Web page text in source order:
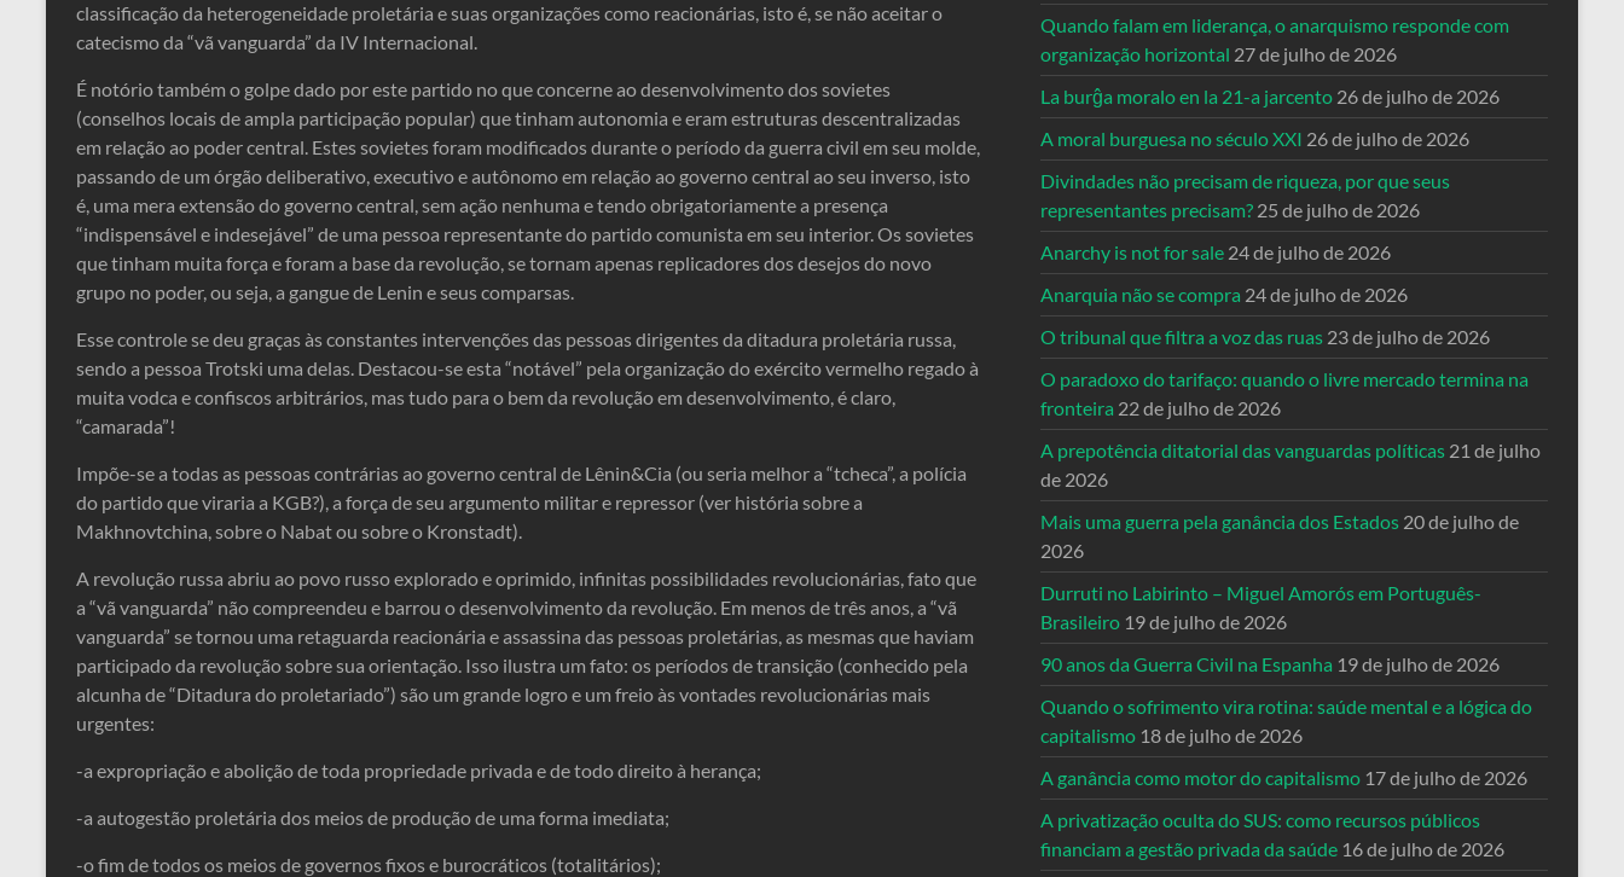
classificação da heterogeneidade proletária e suas organizações como reacionárias, isto é, se não aceitar o
catecismo da “vã vanguarda” da IV Internacional.
É notório também o golpe dado por este partido no que concerne ao desenvolvimento dos sovietes
(conselhos locais de ampla participação popular) que tinham autonomia e eram estruturas descentralizadas
em relação ao poder central. Estes sovietes foram modificados durante o período da guerra civil em seu molde,
passando de um órgão deliberativo, executivo e autônomo em relação ao governo central ao seu inverso, isto
é, uma mera extensão do governo central, sem ação nenhuma e tendo obrigatoriamente a presença
“indispensável e indesejável” de uma pessoa representante do partido comunista em seu interior. Os sovietes
que tinham muita força e foram a base da revolução, se tornam apenas replicadores dos desejos do novo
grupo no poder, ou seja, a gangue de Lenin e seus comparsas.
Esse controle se deu graças às constantes intervenções das pessoas dirigentes da ditadura proletária russa,
sendo a pessoa Trotski uma delas. Destacou-­se esta “notável” pela organização do exército vermelho regado à
muita vodca e confiscos arbitrários, mas tudo para o bem da revolução em desenvolvimento, é claro,
“camarada”!
Impõe-se a todas as pessoas contrárias ao governo central de Lênin&Cia (ou seria melhor a “tcheca”, a polícia
do partido que viraria a KGB?), a força de seu argumento militar e repressor (ver história sobre a
Makhnovtchina, sobre o Nabat ou sobre o Kronstadt).
A revolução russa abriu ao povo russo explorado e oprimido, infinitas possibilidades revolucionárias, fato que
a “vã vanguarda” não compreendeu e barrou o desenvolvimento da revolução. Em menos de três anos, a “vã
vanguarda” se tornou uma retaguarda reacionária e assassina das pessoas proletárias, as mesmas que haviam
participado da revolução sobre sua orientação. Isso ilustra um fato: os períodos de transição (conhecido pela
alcunha de “Ditadura do proletariado”) são um grande logro e um freio às vontades revolucionárias mais
urgentes:
-a expropriação e abolição de toda propriedade privada e de todo direito à herança;
-a autogestão proletária dos meios de produção de uma forma imediata;
-o fim de todos os meios de governos fixos e burocráticos (totalitários);
Quando falam em liderança, o anarquismo responde com
organização horizontal 27 de julho de 2026
La burĝa moralo en la 21-a jarcento 26 de julho de 2026
A moral burguesa no século XXI 26 de julho de 2026
Divindades não precisam de riqueza, por que seus
representantes precisam? 25 de julho de 2026
Anarchy is not for sale 24 de julho de 2026
Anarquia não se compra 24 de julho de 2026
O tribunal que filtra a voz das ruas 23 de julho de 2026
O paradoxo do tarifaço: quando o livre mercado termina na
fronteira 22 de julho de 2026
A prepotência ditatorial das vanguardas políticas 21 de julho
de 2026
Mais uma guerra pela ganância dos Estados 20 de julho de
2026
Durruti no Labirinto – Miguel Amorós em Português-
Brasileiro 19 de julho de 2026
90 anos da Guerra Civil na Espanha 19 de julho de 2026
Quando o sofrimento vira rotina: saúde mental e a lógica do
capitalismo 18 de julho de 2026
A ganância como motor do capitalismo 17 de julho de 2026
A privatização oculta do SUS: como recursos públicos
financiam a gestão privada da saúde 16 de julho de 2026